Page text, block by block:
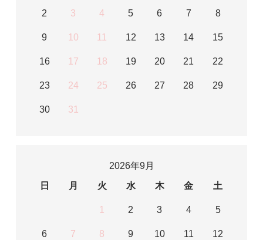
2 3 4 5 6 7 8
9 10 11 12 13 14 15
16 17 18 19 20 21 22
23 24 25 26 27 28 29
30 31
2026年9月
日
月 火 水 木 金 土
1 2 3 4 5
6 7 8 9 10 11 12